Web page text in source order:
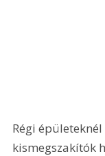
Régi
kismegszakítók